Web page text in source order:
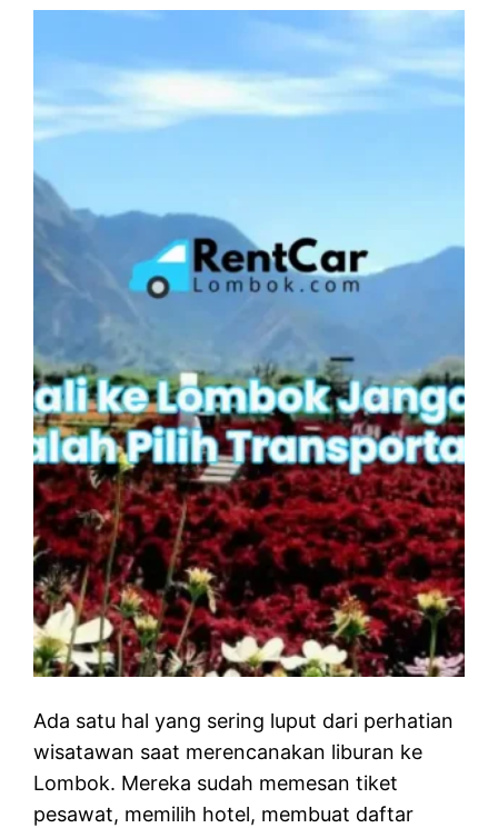
Ada satu hal yang sering luput dari perhatian
wisatawan saat merencanakan liburan ke
Lombok. Mereka sudah memesan tiket
pesawat, memilih hotel, membuat daftar